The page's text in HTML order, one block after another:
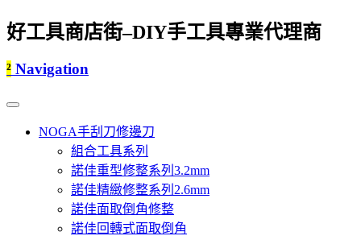
好工具商店街–DIY手工具專業代理商
² Navigation
NOGA手刮刀修邊刀
組合工具系列
諾佳重型修整系列3.2mm
諾佳精緻修整系列2.6mm
諾佳面取倒角修整
諾佳回轉式面取倒角